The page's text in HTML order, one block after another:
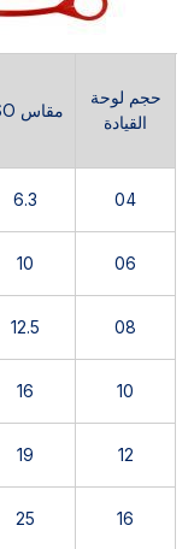
حجم لوحة
القيادة
مقاس ISO
04
6.3
06
10
08
12.5
10
16
12
19
16
25